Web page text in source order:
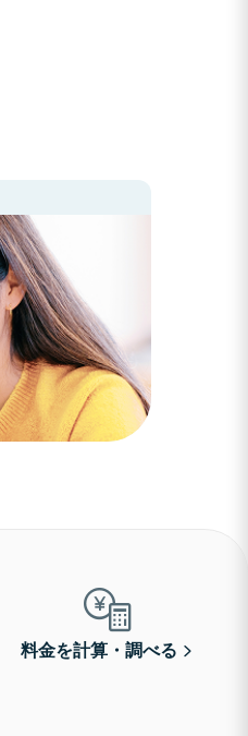
料金を計算・調べる